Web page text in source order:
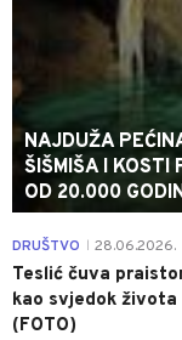
NAJDUŽA
ŠIŠMIŠA I KOSTI
OD 20.000
DRUŠTVO 28.06.2026.
Teslić čuva
kao svjedok
(FOTO)